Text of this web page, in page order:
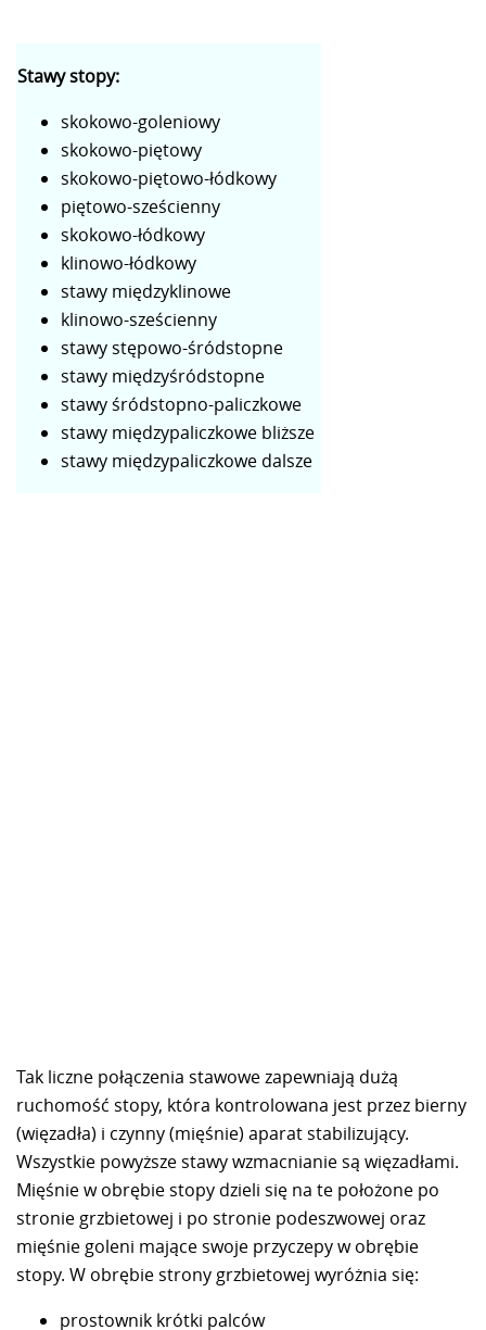
Stawy stopy:
skokowo-goleniowy
skokowo-piętowy
skokowo-piętowo-łódkowy
piętowo-sześcienny
skokowo-łódkowy
klinowo-łódkowy
stawy międzyklinowe
klinowo-sześcienny
stawy stępowo-śródstopne
stawy międzyśródstopne
stawy śródstopno-paliczkowe
stawy międzypaliczkowe bliższe
stawy międzypaliczkowe dalsze
Tak liczne połączenia stawowe zapewniają dużą
ruchomość stopy, która kontrolowana jest przez bierny
(więzadła) i czynny (mięśnie) aparat stabilizujący.
Wszystkie powyższe stawy wzmacnianie są więzadłami.
Mięśnie w obrębie stopy dzieli się na te położone po
stronie grzbietowej i po stronie podeszwowej oraz
mięśnie goleni mające swoje przyczepy w obrębie
stopy. W obrębie strony grzbietowej wyróżnia się:
prostownik krótki palców